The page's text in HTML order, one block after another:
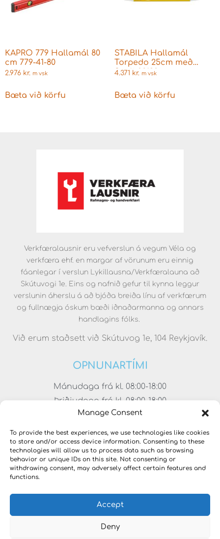
Manage Consent
To provide the best experiences, we use technologies like cookies
to store and/or access device information. Consenting to these
technologies will allow us to process data such as browsing
behavior or unique IDs on this site. Not consenting or
withdrawing consent, may adversely affect certain features and
functions.
Accept
Deny
KAPRO 779 Hallamál 80
cm 779-41-80
2.976 kr. m vsk
Bæta við körfu
STABILA Hallamál
Torpedo 25cm með
Segli 02190
4.371 kr. m vsk
Bæta við körfu
Verkfæralausnir eru vefverslun á vegum Véla og
verkfæra ehf. en margar af vörunum eru einnig
fáanlegar í verslun Lykillausna/Verkfæralauna að
Skútuvogi 1e. Eins og nafnið gefur til kynna leggur
verslunin áherslu á að bjóða breiða línu af verkfærum
og fullnægja óskum bæði iðnaðarmanna og annars
handlagins fólks.
Við erum staðsett við Skútuvog 1e, 104 Reykjavík.
OPNUNARTÍMI
Mánudaga frá kl. 08:00-18:00
Þriðjudaga frá kl. 08:00-18:00
Miðvikudaga frá kl. 08:00-18:00
Fimmtudaga frá kl. 08:00-18:00
Föstudaga frá kl. 08:00-17:00
Laugardaga frá kl. 11:00-15:00